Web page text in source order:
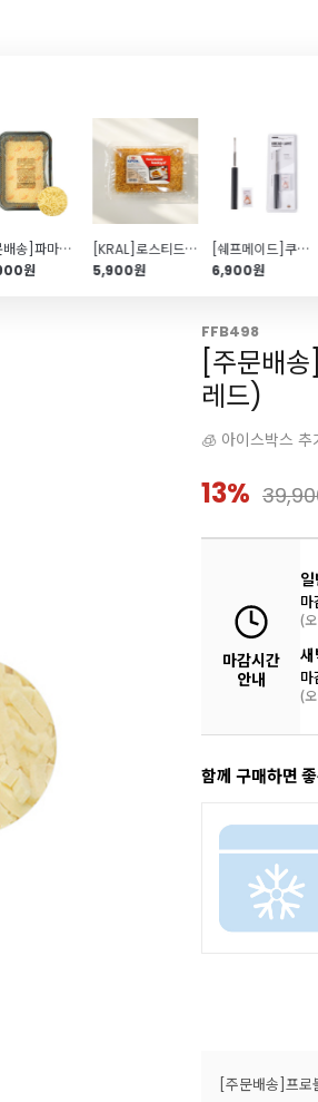
[주문배송]파마산 가는 슈레드치즈 (1.2kg\/1.8*1.8*20mm\/냉장)
원
[KRAL]로스티드 카다이프(200g\/두쫀쿠\/바삭한 식감)
5,900원
[쉐프메이드]쿠프 나이프(바게트칼)
6,900원
특가/혜택
FFB498
[주문배
레드)
🧊 아이스박스 추
13%
마감시간
안내
마
(
마
(
함께 구매하면